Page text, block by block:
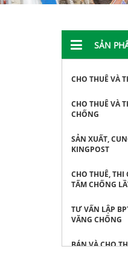
SẢN
CHO THUÊ VÀ
CHO THUÊ VÀ
CHỐNG
SẢN XUẤT,
KINGPOST
CHO THUÊ, THI
TẤM CHỐNG
TƯ VẤN LẬP
VĂNG CHỐNG
BÁN VÀ CHO